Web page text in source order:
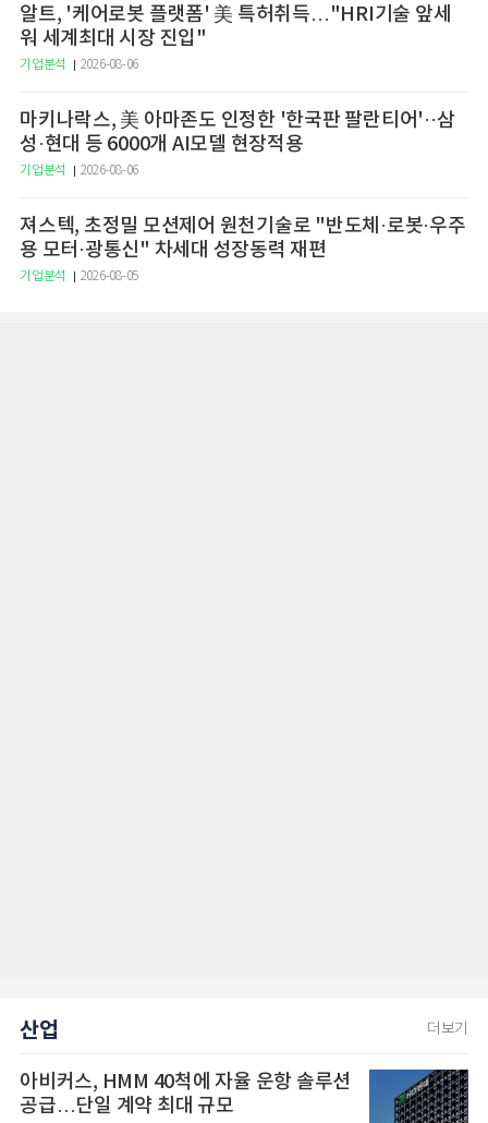
알트, '케어로봇 플랫폼' 美 특허취득…"HRI기술 앞세
워 세계최대 시장 진입"
기업분석 2026-08-06
마키나락스, 美 아마존도 인정한 '한국판 팔란티어'··삼
성·현대 등 6000개 AI모델 현장적용
기업분석 2026-08-06
져스텍, 초정밀 모션제어 원천기술로 "반도체·로봇·우주
용 모터·광통신" 차세대 성장동력 재편
기업분석 2026-08-05
산업 더보기
아비커스, HMM 40척에 자율 운항 솔루션
공급…단일 계약 최대 규모